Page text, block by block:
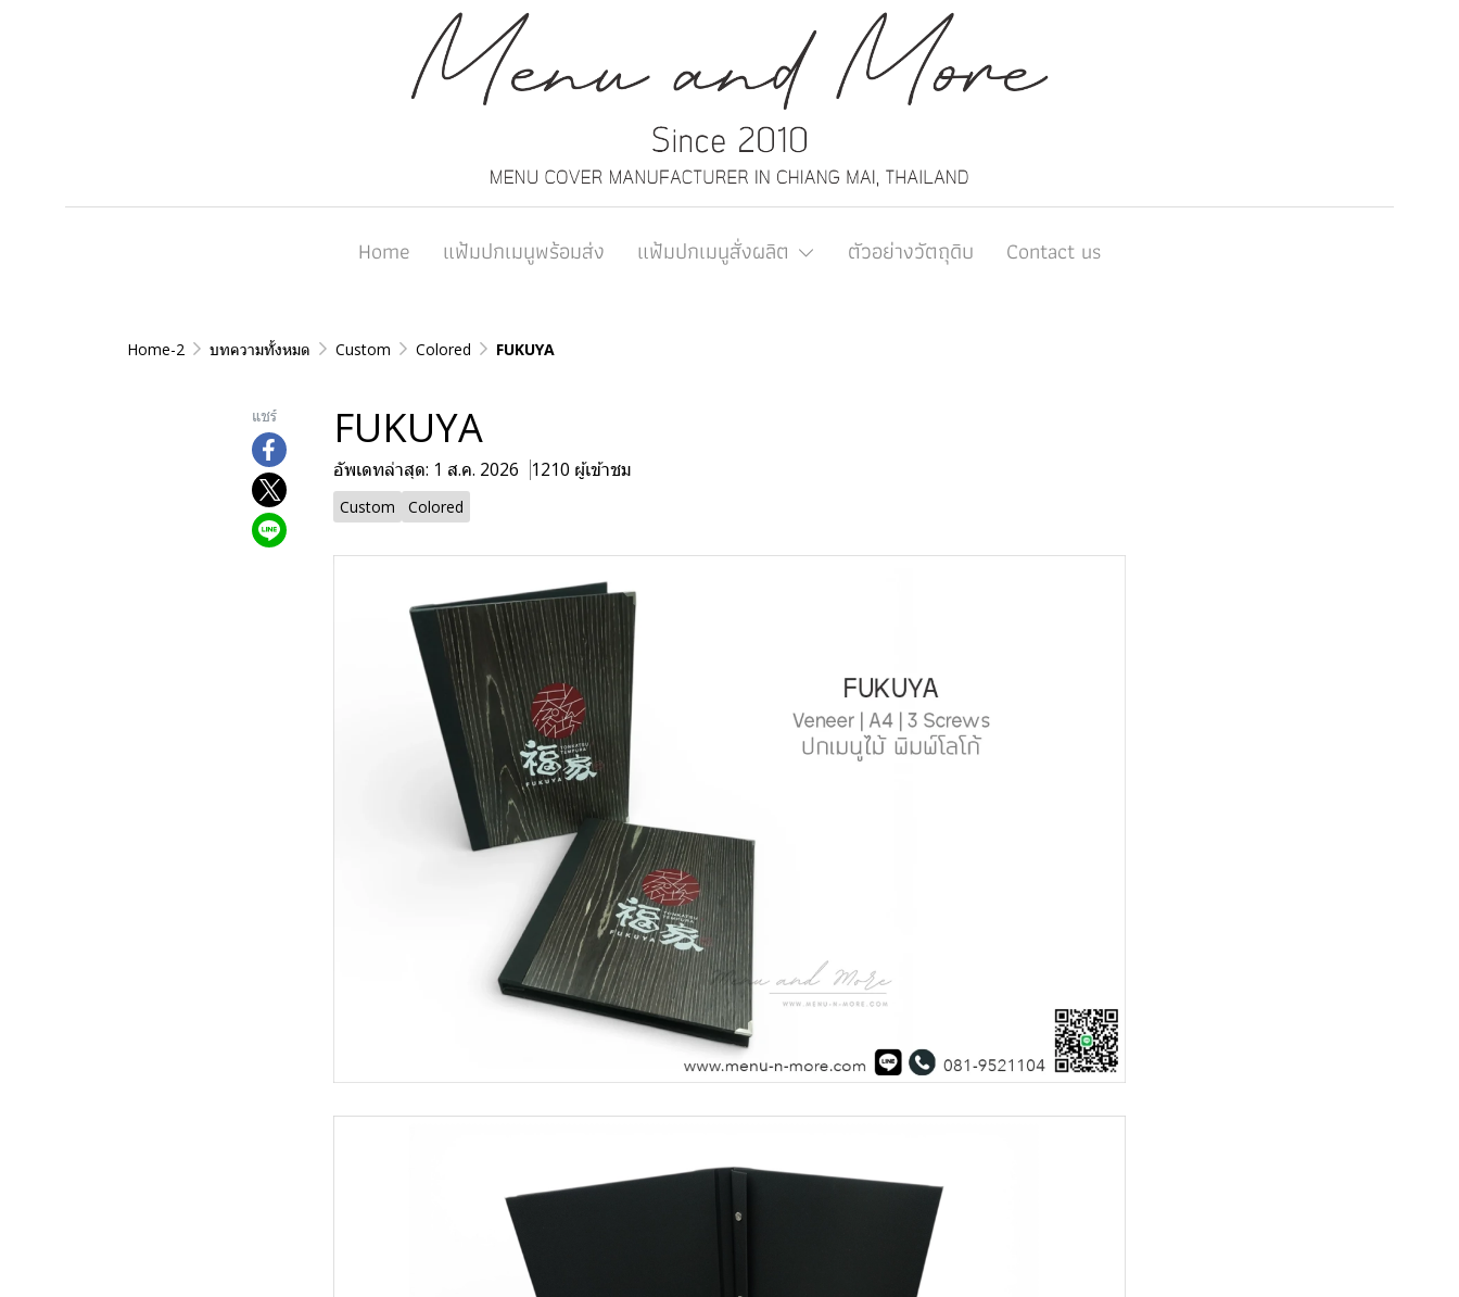
Home แฟ้มปกเมนูพร้อมส่ง แฟ้มปกเมนูสั่งผลิต ตัวอย่างวัตถุดิบ Contact us
Home-2 บทความทั้งหมด Custom Colored FUKUYA
แชร์ FUKUYA
อัพเดทล่าสุด: 1 ส.ค. 2026 1210 ผู้เข้าชม
Custom Colored